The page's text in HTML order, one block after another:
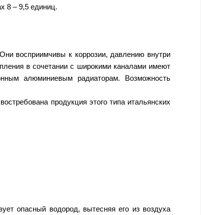
8 – 9,5 единиц.
восприимчивы к коррозии, давлению внутри
в сочетании с широкими каналами имеют
алюминиевым радиаторам. Возможность
продукция этого типа итальянских
опасный водород, вытесняя его из воздуха